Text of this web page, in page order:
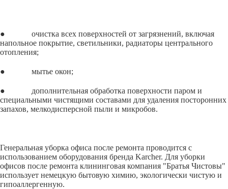
● очистка всех поверхностей от загрязнений, включая
напольное покрытие, светильники, радиаторы центрального
отопления;
● мытье окон;
● дополнительная обработка поверхности паром и
специальными чистящими составами для удаления посторонних
запахов, мелкодисперсной пыли и микробов.
Генеральная уборка офиса после ремонта проводится с
использованием оборудования бренда Karcher. Для уборки
офисов после ремонта клининговая компания "Братья Чистовы"
использует немецкую бытовую химию, экологически чистую и
гипоаллергенную.